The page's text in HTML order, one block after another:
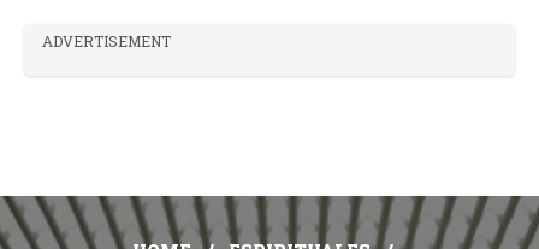
ADVERTISEMENT